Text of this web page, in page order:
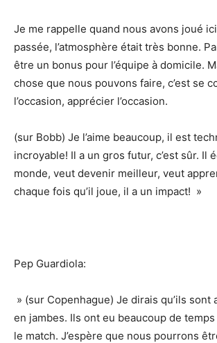
Je me rappelle quand nous avons joué
passée, l’atmosphère était très bonne.
être un bonus pour l’équipe à domicile.
chose que nous pouvons faire, c’est se
l’occasion, apprécier l’occasion.
(sur Bobb) Je l’aime beaucoup, il est
incroyable! Il a un gros futur, c’est sûr. Il
monde, veut devenir meilleur, veut
chaque fois qu’il joue, il a un impact! »
Pep Guardiola:
» (sur Copenhague) Je dirais qu’ils sont
en jambes. Ils ont eu beaucoup de
le match. J’espère que nous pourrons